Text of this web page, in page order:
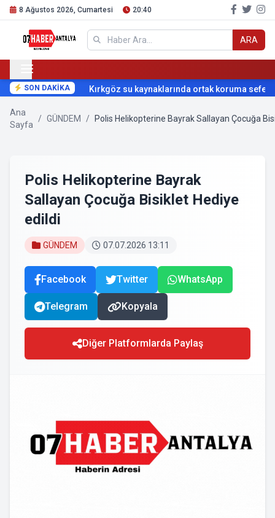
8 Ağustos 2026, Cumartesi 20:40
ARA
SON DAKİKA Kırkgöz su kaynaklarında ortak koruma
Ana
Sayfa
/ GÜNDEM / Polis Helikopterine Bayrak Sallayan Çocuğa
Polis Helikopterine Bayrak
Sallayan Çocuğa Bisiklet Hediye
edildi
GÜNDEM 07.07.2026 13:11
Facebook Twitter WhatsApp
Telegram Kopyala
Diğer Platformlarda Paylaş